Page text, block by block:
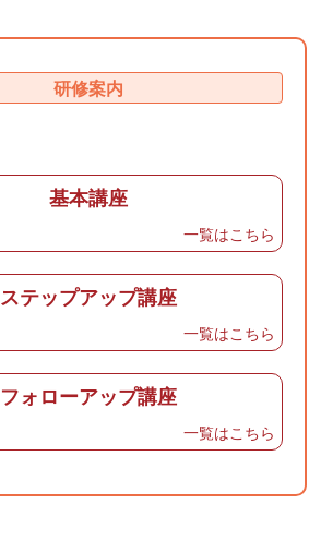
研修案内
基本講座
一覧はこちら
ステップアップ講座
一覧はこちら
フォローアップ講座
一覧はこちら